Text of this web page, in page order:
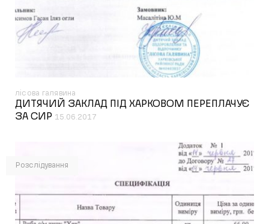
лісова галявина
ДИТЯЧИЙ ЗАКЛАД ПІД ХАРКОВОМ ПЕРЕПЛАЧУЄ
ЗА СИР 15.06.2017
Розслідування